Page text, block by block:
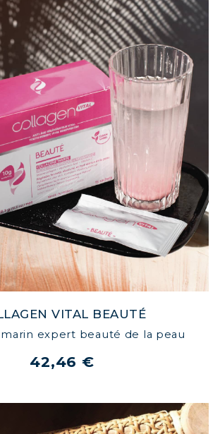
VITAL BEAUTÉ
expert beauté de la peau
42,46 €